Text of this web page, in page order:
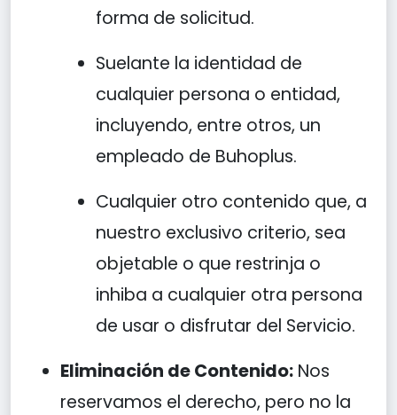
forma de solicitud.
Suelante la identidad de
cualquier persona o entidad,
incluyendo, entre otros, un
empleado de Buhoplus.
Cualquier otro contenido que, a
nuestro exclusivo criterio, sea
objetable o que restrinja o
inhiba a cualquier otra persona
de usar o disfrutar del Servicio.
Eliminación de Contenido: Nos
reservamos el derecho, pero no la